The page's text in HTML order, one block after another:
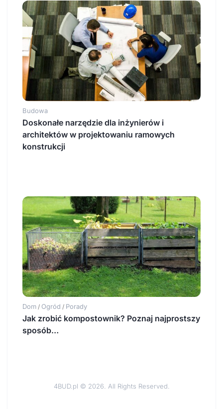
Budowa
Doskonałe narzędzie dla inżynierów i
architektów w projektowaniu ramowych
konstrukcji
Dom / Ogród / Porady
Jak zrobić kompostownik? Poznaj najprostszy
sposób…
4BUD.pl © 2026. All Rights Reserved.